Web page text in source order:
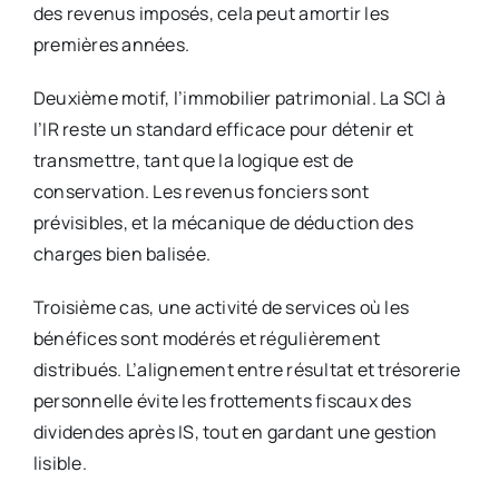
des revenus imposés, cela peut amortir les
premières années.
Deuxième motif, l’immobilier patrimonial. La SCI à
l’IR reste un standard efficace pour détenir et
transmettre, tant que la logique est de
conservation. Les revenus fonciers sont
prévisibles, et la mécanique de déduction des
charges bien balisée.
Troisième cas, une activité de services où les
bénéfices sont modérés et régulièrement
distribués. L’alignement entre résultat et trésorerie
personnelle évite les frottements fiscaux des
dividendes après IS, tout en gardant une gestion
lisible.